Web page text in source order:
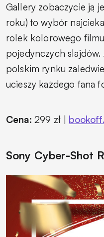
Gallery zobaczycie ją
roku) to wybór
rolek kolorowego
pojedynczych
polskim rynku
ucieszy każdego fana
Cena: 299 zł |
Sony Cyber-Shot